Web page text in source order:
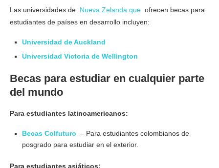
Las universidades de Nueva Zelanda que ofrecen becas para
estudiantes de países en desarrollo incluyen:
Universidad de Auckland
Universidad Victoria de Wellington
Becas para estudiar en cualquier parte
del mundo
Para estudiantes latinoamericanos:
Becas Colfuturo – Para estudiantes colombianos de
posgrado para estudiar en el exterior.
Para estudiantes asiáticos: